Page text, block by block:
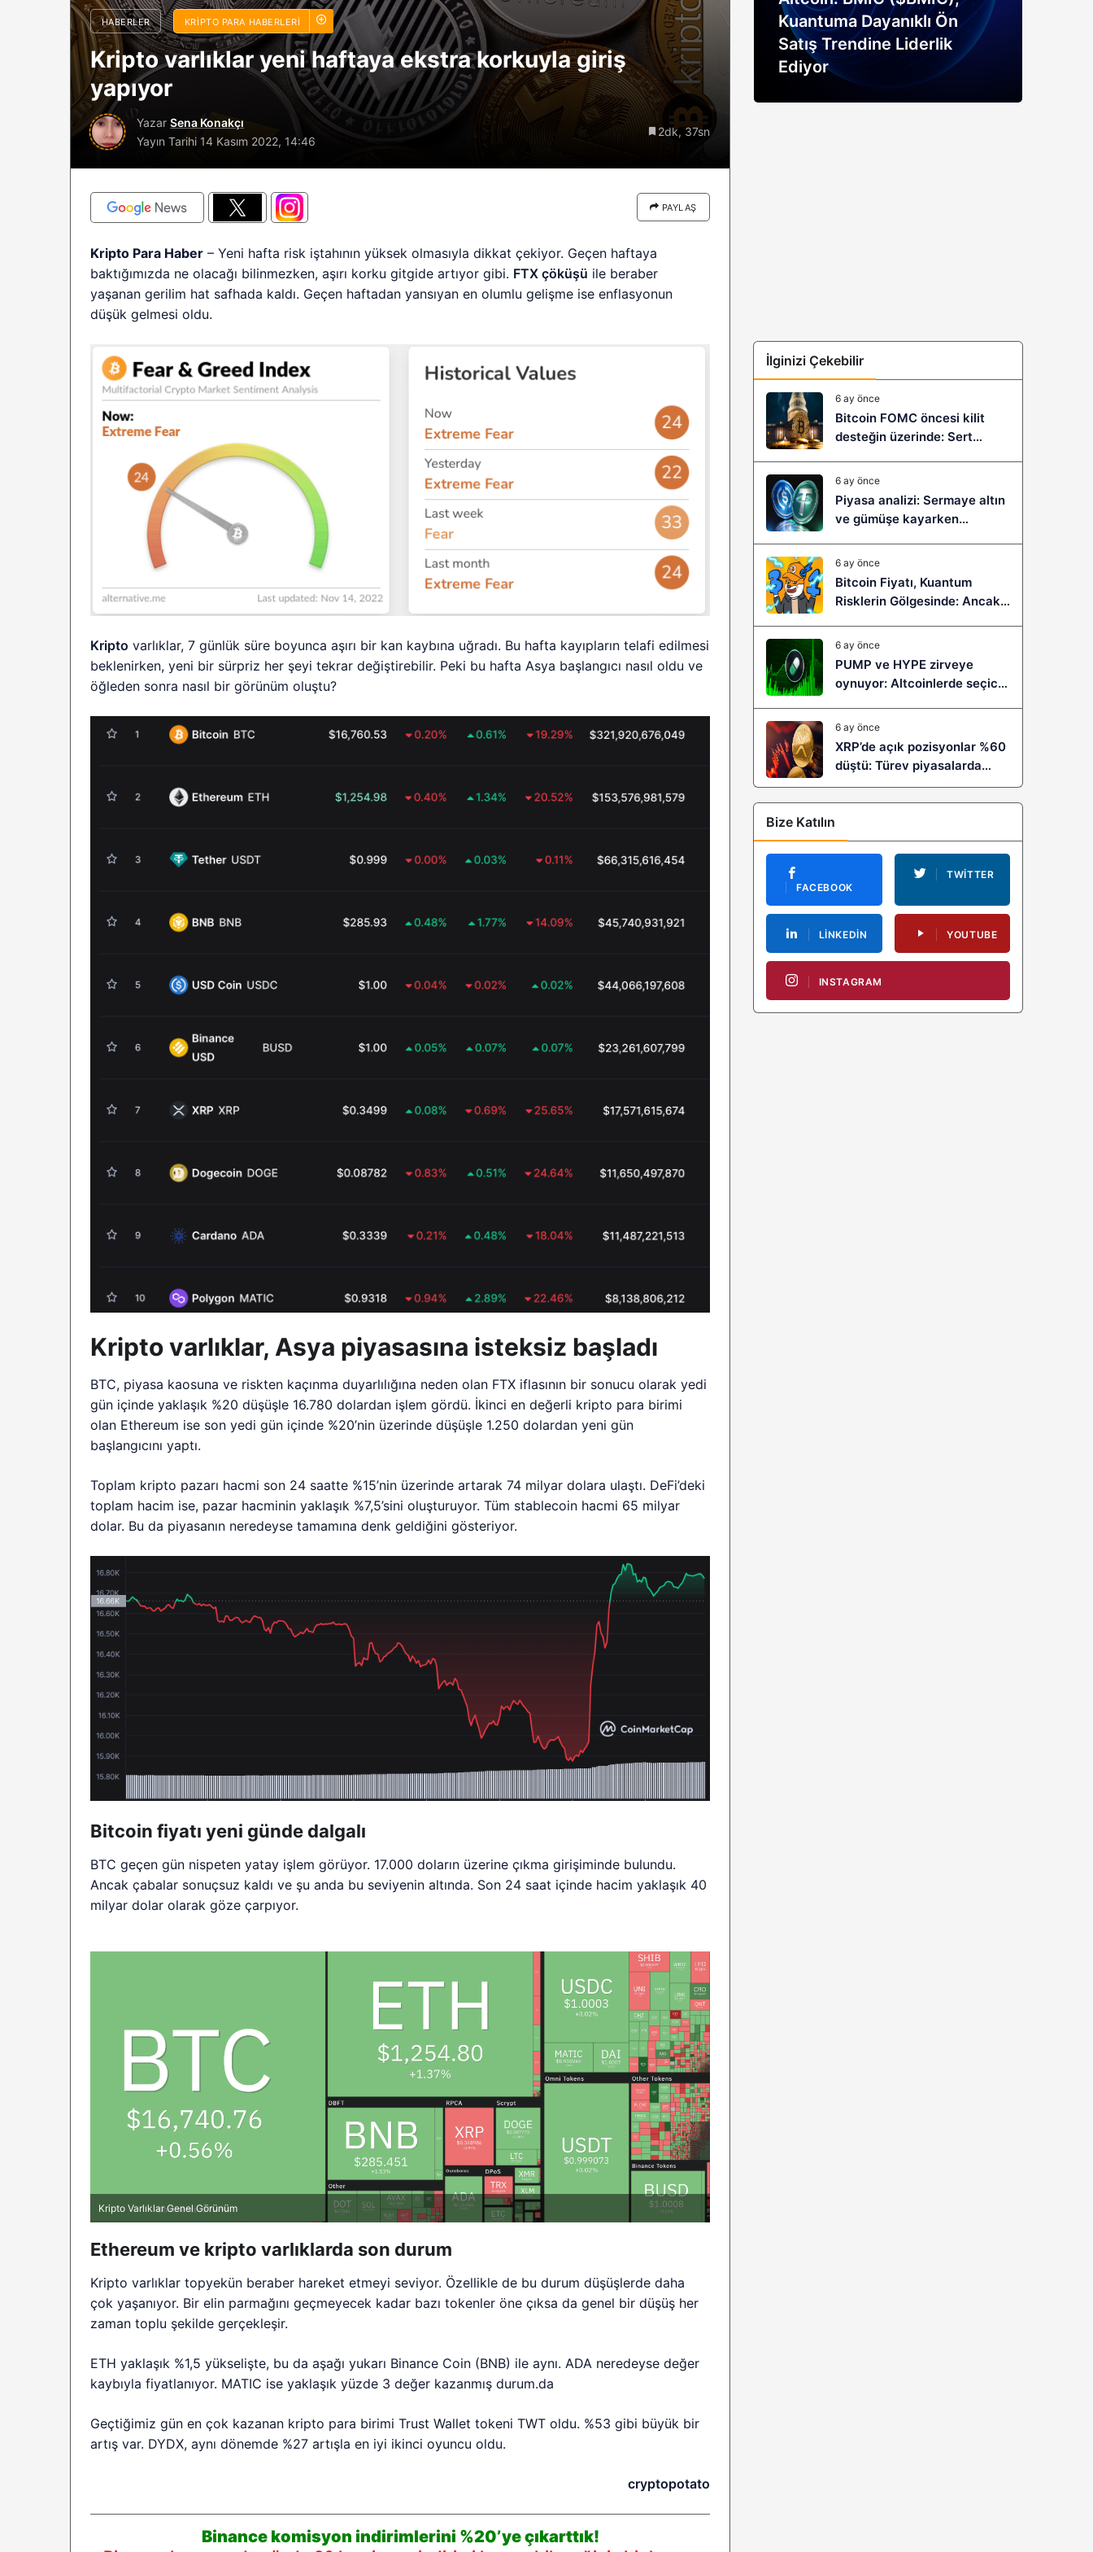
HABERLER KRIPTO PARA HABERLERI
Kripto varlıklar yeni haftaya ekstra korkuyla giriş
yapıyor
Yazar Sena Konakçı
Yayın Tarihi 14 Kasım 2022, 14:46
2dk, 37sn
PAYLAŞ
Kripto Para Haber – Yeni hafta risk iştahının yüksek olmasıyla dikkat çekiyor. Geçen haftaya
baktığımızda ne olacağı bilinmezken, aşırı korku gitgide artıyor gibi. FTX çöküşü ile beraber
yaşanan gerilim hat safhada kaldı. Geçen haftadan yansıyan en olumlu gelişme ise enflasyonun
düşük gelmesi oldu.
Kripto varlıklar, 7 günlük süre boyunca aşırı bir kan kaybına uğradı. Bu hafta kayıpların telafi edilmesi
beklenirken, yeni bir sürpriz her şeyi tekrar değiştirebilir. Peki bu hafta Asya başlangıcı nasıl oldu ve
öğleden sonra nasıl bir görünüm oluştu?
Kripto varlıklar, Asya piyasasına isteksiz başladı
BTC, piyasa kaosuna ve riskten kaçınma duyarlılığına neden olan FTX iflasının bir sonucu olarak yedi
gün içinde yaklaşık %20 düşüşle 16.780 dolardan işlem gördü. İkinci en değerli kripto para birimi
olan Ethereum ise son yedi gün içinde %20’nin üzerinde düşüşle 1.250 dolardan yeni gün
başlangıcını yaptı.
Toplam kripto pazarı hacmi son 24 saatte %15’nin üzerinde artarak 74 milyar dolara ulaştı. DeFi’deki
toplam hacim ise, pazar hacminin yaklaşık %7,5’sini oluşturuyor. Tüm stablecoin hacmi 65 milyar
dolar. Bu da piyasanın neredeyse tamamına denk geldiğini gösteriyor.
Bitcoin fiyatı yeni günde dalgalı
BTC geçen gün nispeten yatay işlem görüyor. 17.000 doların üzerine çıkma girişiminde bulundu.
Ancak çabalar sonuçsuz kaldı ve şu anda bu seviyenin altında. Son 24 saat içinde hacim yaklaşık 40
milyar dolar olarak göze çarpıyor.
Kripto Varlıklar Genel Görünüm
Ethereum ve kripto varlıklarda son durum
Kripto varlıklar topyekün beraber hareket etmeyi seviyor. Özellikle de bu durum düşüşlerde daha
çok yaşanıyor. Bir elin parmağını geçmeyecek kadar bazı tokenler öne çıksa da genel bir düşüş her
zaman toplu şekilde gerçekleşir.
ETH yaklaşık %1,5 yükselişte, bu da aşağı yukarı Binance Coin (BNB) ile aynı. ADA neredeyse değer
kaybıyla fiyatlanıyor. MATIC ise yaklaşık yüzde 3 değer kazanmış durum.da
Geçtiğimiz gün en çok kazanan kripto para birimi Trust Wallet tokeni TWT oldu. %53 gibi büyük bir
artış var. DYDX, aynı dönemde %27 artışla en iyi ikinci oyuncu oldu.
cryptopotato
Binance komisyon indirimlerini %20’ye çıkarttık!
sürüyor: Analistlere göre
2026 BTC çöküşü neden
sınırlı kalabilir?
Riski: Uzun Vadeli HYPER
Boğaları 31,1 Milyon Dolarlık
Birikim Yapıyor
Kuantuma Dayanıklı Ön
Satış Trendine Liderlik
Ediyor
İlginizi Çekebilir
6 ay önce
Bitcoin FOMC öncesi kilit
desteğin üzerinde: Sert
geliyor?
6 ay önce
Piyasa analizi: Sermaye altın
ve gümüşe kayarken
6 ay önce
Bitcoin Fiyatı, Kuantum
Risklerin Gölgesinde: Ancak
Sıçramaya Yaşayabilir!
6 ay önce
PUMP ve HYPE zirveye
oynuyor: Altcoinlerde seçici
6 ay önce
XRP’de açık pozisyonlar %60
düştü: Türev piyasalarda
kaldıraç temizliği yeni bir
trendin habercisi mi?
Bize Katılın
FACEBOOK
TWITTER
LINKEDIN YOUTUBE
INSTAGRAM